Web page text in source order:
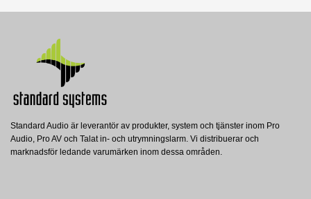
Ampetronic
AMPETRONIC Adapter: 100V line/låg Z
ATT-UX
Ampetronic
AMPETRONIC Adapter: 100V line/låg Z
CLD1AC
Standard Audio är leverantör av produkter, system och tjänster inom Pro
Audio, Pro AV och Talat in- och utrymningslarm. Vi distribuerar och
marknadsför ledande varumärken inom dessa områden.